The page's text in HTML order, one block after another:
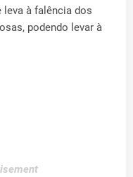
leva à falência dos
podendo levar à